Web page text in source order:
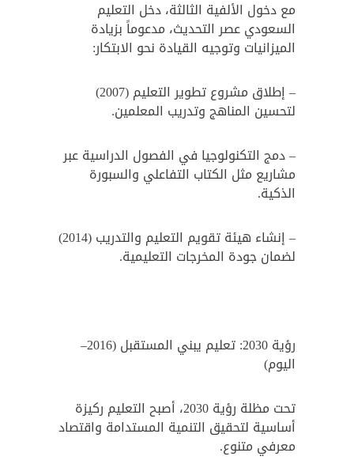
مع دخول الألفية الثالثة، دخل التعليم
السعودي عصر التحديث، مدعوماً بزيادة
الميزانيات وتوجيه القيادة نحو الابتكار:
– إطلاق مشروع تطوير التعليم (2007)
لتحسين المناهج وتدريب المعلمين.
– دمج التكنولوجيا في الفصول الدراسية عبر
مشاريع مثل الكتاب التفاعلي والسبورة
الذكية.
– إنشاء هيئة تقويم التعليم والتدريب (2014)
لضمان جودة المخرجات التعليمية.
رؤية 2030: تعليم يبني المستقبل (2016–
اليوم)
تحت مظلة رؤية 2030، أصبح التعليم ركيزة
أساسية لتحقيق التنمية المستدامة واقتصاد
معرفي متنوع.